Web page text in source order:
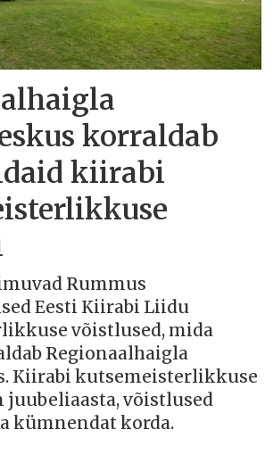
korraldab
kiirabi
Rummus
Eesti Kiirabi Liidu
võistlused, mida
Regionaalhaigla
Kiirabi kutsemeisterlikkuse
juubeliaasta, võistlused
kümnendat korda.